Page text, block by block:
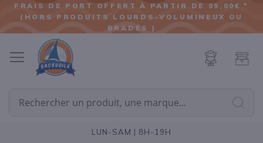
ALLER
AU
FRAIS DE PORT OFFERT À PARTIR DE 99,00€ *
(HORS PRODUITS LOURDS-VOLUMINEUX OU
BRADÉS )
LUN-SAM | 8H-19H